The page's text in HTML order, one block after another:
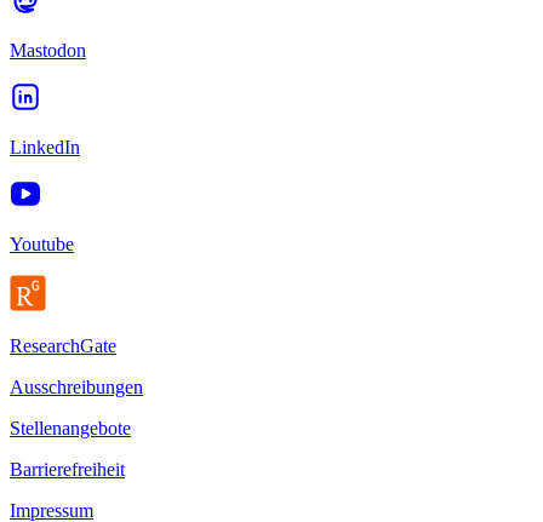
Mastodon
LinkedIn
Youtube
ResearchGate
Ausschreibungen
Stellenangebote
Barrierefreiheit
Impressum